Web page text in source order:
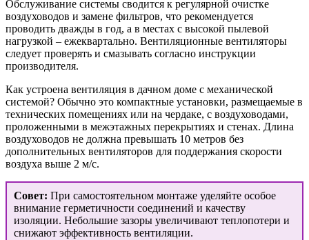
Обслуживание системы сводится к регулярной очистке
воздуховодов и замене фильтров, что рекомендуется
проводить дважды в год, а в местах с высокой пылевой
нагрузкой – ежеквартально. Вентиляционные вентиляторы
следует проверять и смазывать согласно инструкции
производителя.
Как устроена вентиляция в дачном доме с механической
системой? Обычно это компактные установки, размещаемые в
технических помещениях или на чердаке, с воздуховодами,
проложенными в межэтажных перекрытиях и стенах. Длина
воздуховодов не должна превышать 10 метров без
дополнительных вентиляторов для поддержания скорости
воздуха выше 2 м/с.
Совет: При самостоятельном монтаже уделяйте особое
внимание герметичности соединений и качеству
изоляции. Небольшие зазоры увеличивают теплопотери и
снижают эффективность вентиляции.